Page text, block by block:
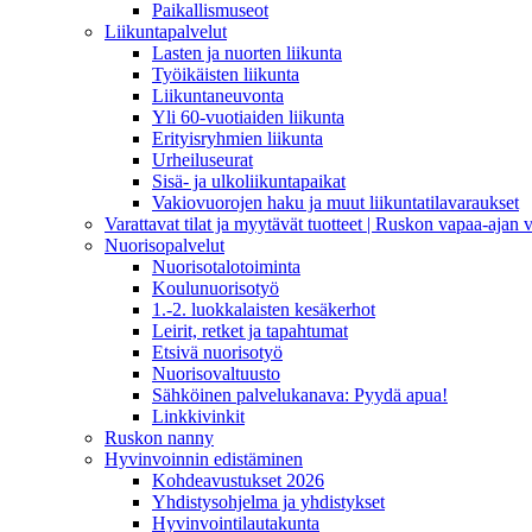
Paikallismuseot
Liikuntapalvelut
Lasten ja nuorten liikunta
Työikäisten liikunta
Liikuntaneuvonta
Yli 60-vuotiaiden liikunta
Erityisryhmien liikunta
Urheiluseurat
Sisä- ja ulkoliikuntapaikat
Vakiovuorojen haku ja muut liikuntatilavaraukset
Varattavat tilat ja myytävät tuotteet | Ruskon vapaa-ajan
Nuorisopalvelut
Nuorisotalotoiminta
Koulunuorisotyö
1.-2. luokkalaisten kesäkerhot
Leirit, retket ja tapahtumat
Etsivä nuorisotyö
Nuorisovaltuusto
Sähköinen palvelukanava: Pyydä apua!
Linkkivinkit
Ruskon nanny
Hyvinvoinnin edistäminen
Kohdeavustukset 2026
Yhdistysohjelma ja yhdistykset
Hyvinvointilautakunta